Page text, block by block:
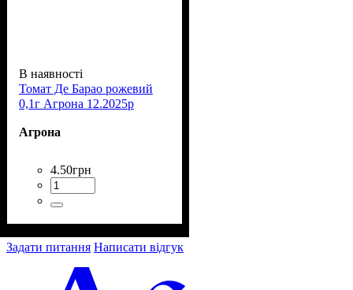
В наявності
Томат Де Барао рожевий
0,1г Агрона 12.2025р
Агрона
4.50грн
Задати питання Написати відгук